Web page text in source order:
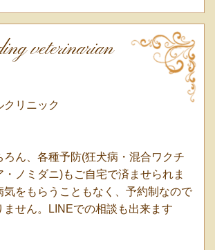
veterinarian
クリニック
ろん、各種予防(狂犬病・混合ワクチ
・ノミダニ)もご自宅で済ませられま
気をもらうこともなく、予約制なので
ません。LINEでの相談も出来ます